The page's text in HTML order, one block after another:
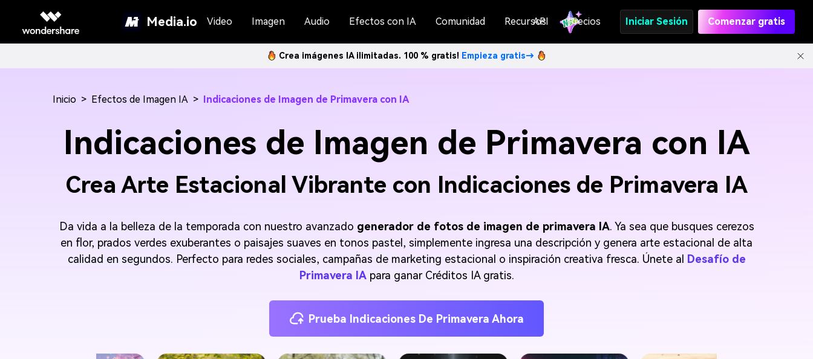
Media.io Video Imagen Audio Efectos con IA Comunidad Recursos
API Precios Iniciar Sesión Comenzar gratis
Crea imágenes IA ilimitadas. 100 % gratis! Empieza gratis→
Inicio > Efectos de Imagen IA > Indicaciones de Imagen de Primavera con IA
Indicaciones de Imagen de Primavera con IA
Crea Arte Estacional Vibrante con Indicaciones de Primavera IA
Da vida a la belleza de la temporada con nuestro avanzado generador de fotos de imagen de primavera IA. Ya sea que busques cerezos
en flor, prados verdes exuberantes o paisajes suaves en tonos pastel, simplemente ingresa una descripción y genera arte estacional de alta
calidad en segundos. Perfecto para redes sociales, campañas de marketing estacional o inspiración creativa fresca. Únete al
Desafío de
Primavera IApara ganar Créditos IA gratis.
Prueba Indicaciones De Primavera Ahora